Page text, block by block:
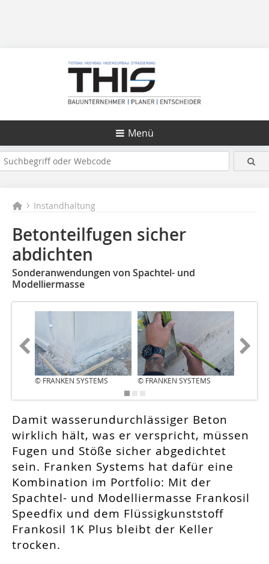
Menü
Instandhaltung
Betonteilfugen sicher
abdichten
Sonderanwendungen von Spachtel- und
Modelliermasse
© FRANKEN SYSTEMS © FRANKEN SYSTEMS
Damit wasserundurchlässiger Beton
wirklich hält, was er verspricht, müssen
Fugen und Stöße sicher abgedichtet
sein. Franken Systems hat dafür eine
Kombination im Portfolio: Mit der
Spachtel- und Modelliermasse Frankosil
Speedfix und dem Flüssigkunststoff
Frankosil 1K Plus bleibt der Keller
trocken.